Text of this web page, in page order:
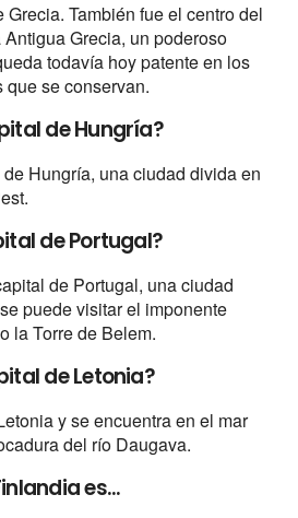
También fue el centro del
Grecia, un poderoso
todavía hoy patente en los
se conservan.
de Hungría?
Hungría, una ciudad divida en
de Portugal?
de Portugal, una ciudad
puede visitar el imponente
la Torre de Belem.
de Letonia?
y se encuentra en el mar
del río Daugava.
es...